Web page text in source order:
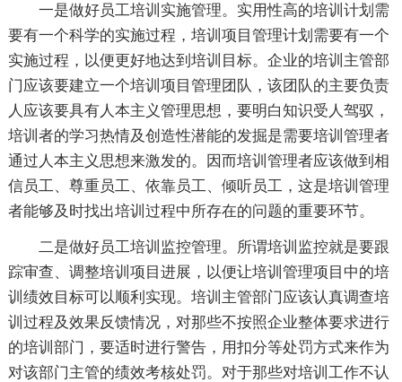
一是做好员工培训实施管理。实用性高的培训计划需
要有一个科学的实施过程，培训项目管理计划需要有一个
实施过程，以便更好地达到培训目标。企业的培训主管部
门应该要建立一个培训项目管理团队，该团队的主要负责
人应该要具有人本主义管理思想，要明白知识受人驾驭，
培训者的学习热情及创造性潜能的发掘是需要培训管理者
通过人本主义思想来激发的。因而培训管理者应该做到相
信员工、尊重员工、依靠员工、倾听员工，这是培训管理
者能够及时找出培训过程中所存在的问题的重要环节。
二是做好员工培训监控管理。所谓培训监控就是要跟
踪审查、调整培训项目进展，以便让培训管理项目中的培
训绩效目标可以顺利实现。培训主管部门应该认真调查培
训过程及效果反馈情况，对那些不按照企业整体要求进行
的培训部门，要适时进行警告，用扣分等处罚方式来作为
对该部门主管的绩效考核处罚。对于那些对培训工作不认